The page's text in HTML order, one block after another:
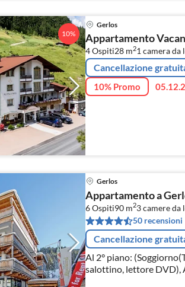
10%
Gerlos
Appartamento
4 Ospiti28 m21camera da
Cancellazione
10% Promo
Gerlos
Appartamento a
6 Ospiti90 m23camere da
50 recensioni
Cancellazione
Al 2° piano:
salottino, lettore DVD),
cucina(induzione)